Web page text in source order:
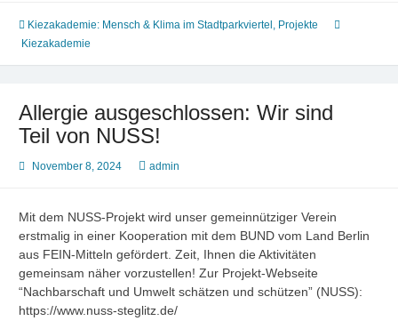
wieder
da!
Kiezakademie: Mensch & Klima im Stadtparkviertel , Projekte
Kiezakademie
Allergie ausgeschlossen: Wir sind
Teil von NUSS!
November 8, 2024 admin
Mit dem NUSS-Projekt wird unser gemeinnütziger Verein
erstmalig in einer Kooperation mit dem BUND vom Land Berlin
aus FEIN-Mitteln gefördert. Zeit, Ihnen die Aktivitäten
gemeinsam näher vorzustellen! Zur Projekt-Webseite
“Nachbarschaft und Umwelt schätzen und schützen” (NUSS):
https://www.nuss-steglitz.de/